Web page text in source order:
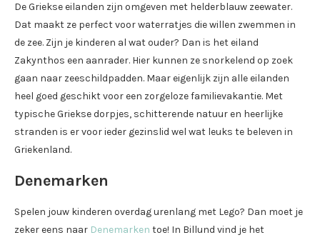
De Griekse eilanden zijn omgeven met helderblauw zeewater.
Dat maakt ze perfect voor waterratjes die willen zwemmen in
de zee. Zijn je kinderen al wat ouder? Dan is het eiland
Zakynthos een aanrader. Hier kunnen ze snorkelend op zoek
gaan naar zeeschildpadden. Maar eigenlijk zijn alle eilanden
heel goed geschikt voor een zorgeloze familievakantie. Met
typische Griekse dorpjes, schitterende natuur en heerlijke
stranden is er voor ieder gezinslid wel wat leuks te beleven in
Griekenland.
Denemarken
Spelen jouw kinderen overdag urenlang met Lego? Dan moet je
zeker eens naar Denemarken toe! In Billund vind je het